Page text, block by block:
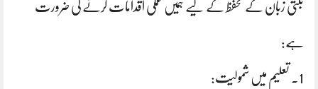
بلتی زبان کے تحفظ کے لیے ہمیں عملی اقدامات کرنے کی ضرورت
ہے:
1. تعلیم میں شمولیت: